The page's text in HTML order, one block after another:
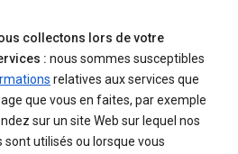
collectons lors de votre
: nous sommes susceptibles
relatives aux services que
que vous en faites, par exemple
sur un site Web sur lequel nos
utilisés ou lorsque vous